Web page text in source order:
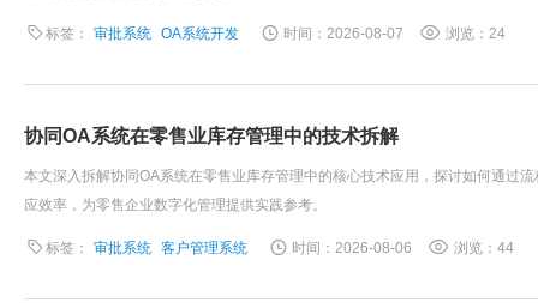
标签： 审批系统 OA系统开发 时间：2026-08-07 浏览：24
协同OA系统在零售业库存管理中的技术拆解
本文深入拆解协同OA系统在零售业库存管理中的核心技术应用，探讨如何通过
应效率，为零售企业数字化管理提供实践参考。
标签： 审批系统 客户管理系统 时间：2026-08-06 浏览：44